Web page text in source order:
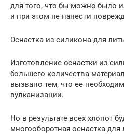
для того, что бы можно было
и при этом не нанести
Оснастка из силикона для
Изготовление оснастки из
большего количества
вызвано тем, что ее
вулканизации.
Но в результате всех хлопот
многооборотная оснастка